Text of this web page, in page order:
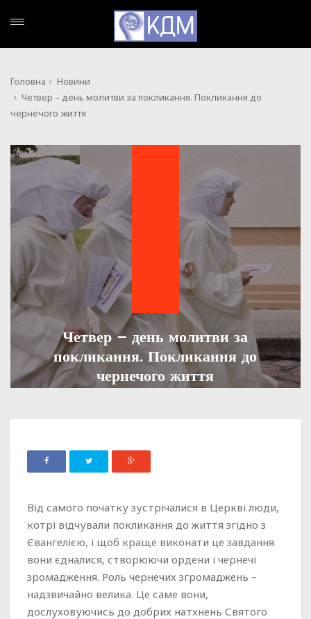
Головна
Новини
Четвер – день молитви за покликання. Покликання до
чернечого життя
Четвер – день молитви за
покликання. Покликання до
чернечого життя
Від самого початку зустрічалися в Церкві люди,
котрі відчували покликання до життя згідно з
Євангелією, і щоб краще виконати це завдання
вони єдналися, створюючи ордени і чернечі
зромадження. Роль чернечих згромаджень –
надзвичайно велика. Це саме вони,
дослуховуючись до добрих натхнень Святого